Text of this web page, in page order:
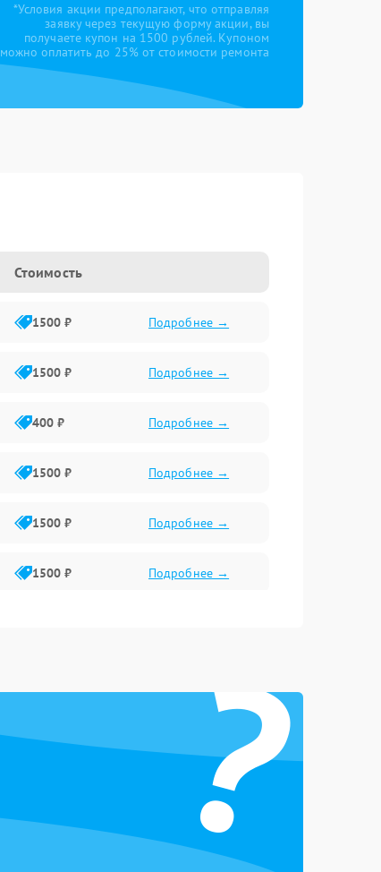
*Условия акции предполагают, что отправляя
заявку через текущую форму акции, вы
получаете купон на 1500 рублей. Купоном
можно оплатить до 25% от стоимости ремонта
Стоимость
1500 ₽ Подробнее →
1500 ₽ Подробнее →
400 ₽ Подробнее →
1500 ₽ Подробнее →
1500 ₽ Подробнее →
1500 ₽ Подробнее →
?